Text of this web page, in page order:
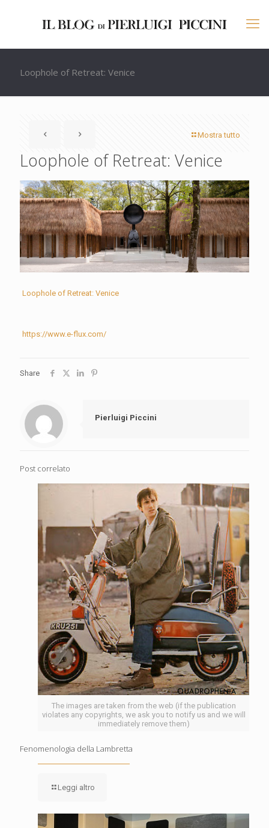
Loophole of Retreat: Venice
Mostra tutto
Loophole of Retreat: Venice
Loophole of Retreat: Venice
https://www.e-flux.com/
Share
Pierluigi Piccini
Post correlato
The images are taken from the web (if the publication
violates any copyrights, we ask you to notify us and we will
immediately remove them)
Fenomenologia della Lambretta
Leggi altro